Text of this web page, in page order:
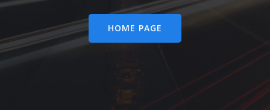
HOME PAGE